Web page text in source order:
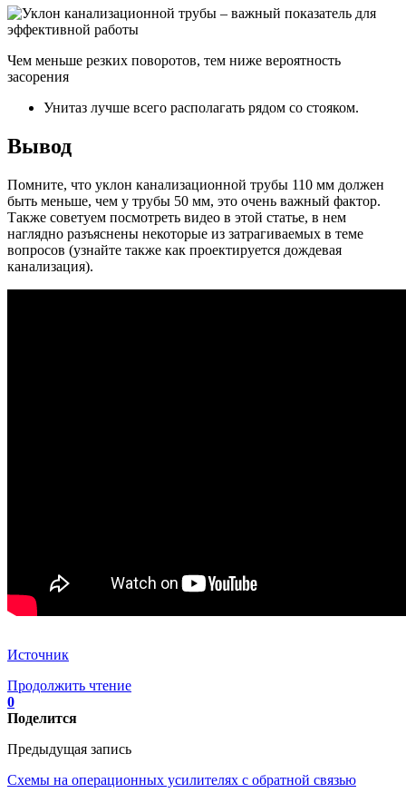
Чем меньше резких поворотов, тем ниже вероятность
засорения
Унитаз лучше всего располагать рядом со стояком.
Вывод
Помните, что уклон канализационной трубы 110 мм должен
быть меньше, чем у трубы 50 мм, это очень важный фактор.
Также советуем посмотреть видео в этой статье, в нем
наглядно разъяснены некоторые из затрагиваемых в теме
вопросов (узнайте также как проектируется дождевая
канализация).
Источник
Продолжить чтение
0
Поделится
Предыдущая запись
Схемы на операционных усилителях с обратной связью